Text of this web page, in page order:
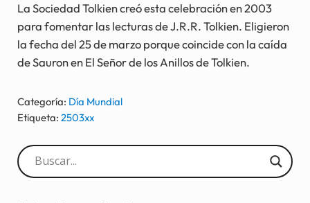
La Sociedad Tolkien creó esta celebración en 2003
para fomentar las lecturas de J.R.R. Tolkien. Eligieron
la fecha del 25 de marzo porque coincide con la caída
de Sauron en El Señor de los Anillos de Tolkien.
Categoría: Día Mundial
Etiqueta: 2503xx
Sidebar